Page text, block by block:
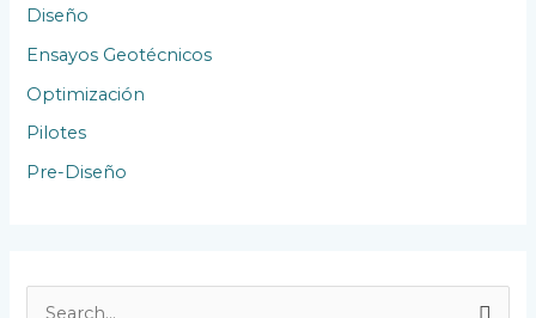
Diseño
Ensayos Geotécnicos
Optimización
Pilotes
Pre-Diseño